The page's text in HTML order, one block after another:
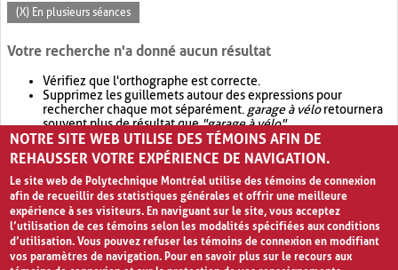
(X) En plusieurs séances
Votre recherche n'a donné aucun résultat
Vérifiez que l'orthographe est correcte.
Supprimez les guillemets autour des expressions pour
rechercher chaque mot séparément. garage à véloretournera
souvent plus de résultat que"garage à vélo".
Envisagez d'élargir votre recherche avec OR.garage OR vélo
retournera souvent plus de résultat quegarage à vélo
NOTRE SITE WEB UTILISE DES TÉMOINS AFIN DE
REHAUSSER VOTRE EXPÉRIENCE DE NAVIGATION.
Le site web de Polytechnique Montréal utilise des témoins de connexion
afin de recueillir des statistiques générales et offrir une meilleure
expérience à ses visiteurs. En naviguant sur le site, vous acceptez
l’utilisation de ces témoins selon les modalités spécifiées aux conditions
d’utilisation. Vous pouvez refuser les témoins de connexion en modifiant
vos paramètres de navigation. Pour en savoir plus sur le recours aux